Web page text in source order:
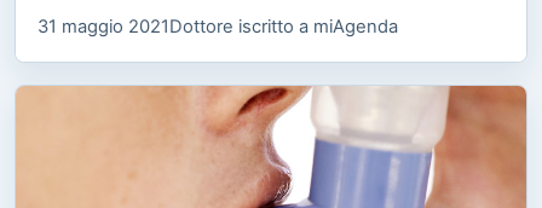
31 maggio 2021Dottore iscritto a miAgenda